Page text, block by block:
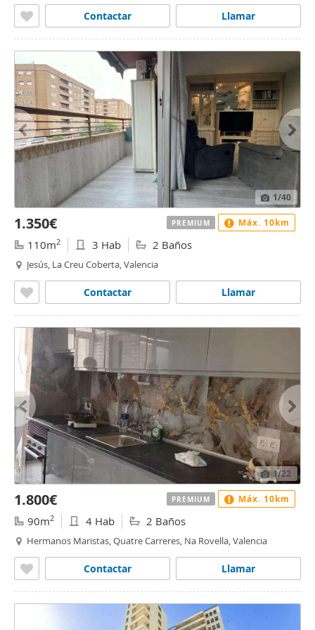
Llamar
Contactar
1/40
1.350€
110m2 3 Hab 2 Baños
Jesús, La Creu Coberta, Valencia
Llamar
Contactar
PREMIUM Máx. 10km
1/22
1.800€
90m2 4 Hab 2 Baños
Hermanos Maristas, Quatre Carreres, Na Rovella, Valencia
Llamar
Contactar
PREMIUM Máx. 10km